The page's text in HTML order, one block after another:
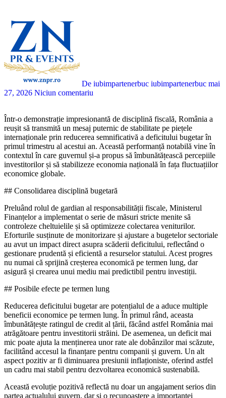
De iubimpartenerbuc iubimpartenerbuc mai
27, 2026 Niciun comentariu
Într-o demonstrație impresionantă de disciplină fiscală, România a
reușit să transmită un mesaj puternic de stabilitate pe piețele
internaționale prin reducerea semnificativă a deficitului bugetar în
primul trimestru al acestui an. Această performanță notabilă vine în
contextul în care guvernul și-a propus să îmbunătățească percepiile
investitorilor și să stabilizeze economia națională în fața fluctuațiilor
economice globale.
## Consolidarea disciplină bugetară
Preluând rolul de gardian al responsabilității fiscale, Ministerul
Finanțelor a implementat o serie de măsuri stricte menite să
controleze cheltuielile și să optimizeze colectarea veniturilor.
Eforturile susținute de monitorizare și ajustare a bugetelor sectoriale
au avut un impact direct asupra scăderii deficitului, reflectând o
gestionare prudentă și eficientă a resurselor statului. Acest progres
nu numai că sprijină creșterea economică pe termen lung, dar
asigură și crearea unui mediu mai predictibil pentru investiții.
## Posibile efecte pe termen lung
Reducerea deficitului bugetar are potențialul de a aduce multiple
beneficii economice pe termen lung. În primul rând, aceasta
îmbunătățește ratingul de credit al țării, făcând astfel România mai
atrăgătoare pentru investitorii străini. De asemenea, un deficit mai
mic poate ajuta la menținerea unor rate ale dobânzilor mai scăzute,
facilitând accesul la finanțare pentru companii și guvern. Un alt
aspect pozitiv ar fi diminuarea presiunii inflaționiste, oferind astfel
un cadru mai stabil pentru dezvoltarea economică sustenabilă.
Această evoluție pozitivă reflectă nu doar un angajament serios din
partea actualului guvern, dar și o recunoaștere a importanței